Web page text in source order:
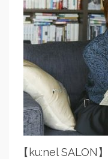
【ku:nel SALON